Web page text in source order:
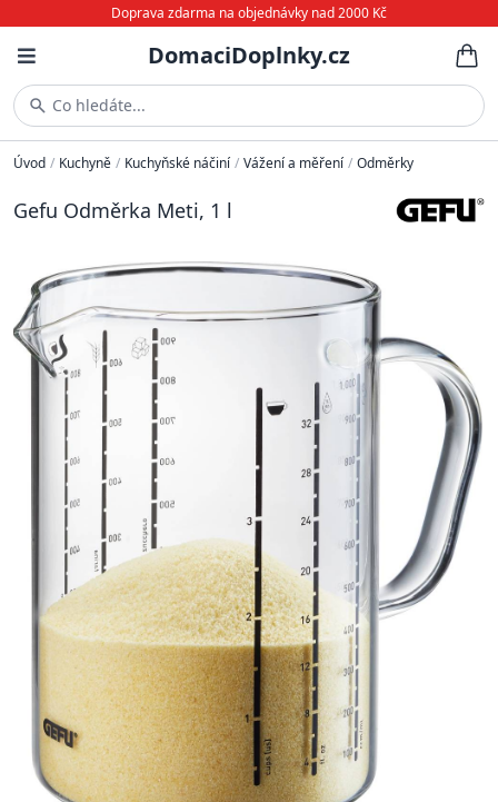
Doprava zdarma na objednávky nad 2000 Kč
DomaciDoplnky.cz
Co hledáte...
Úvod / Kuchyně / Kuchyňské náčiní / Vážení a měření / Odměrky
Gefu Odměrka Meti, 1 l